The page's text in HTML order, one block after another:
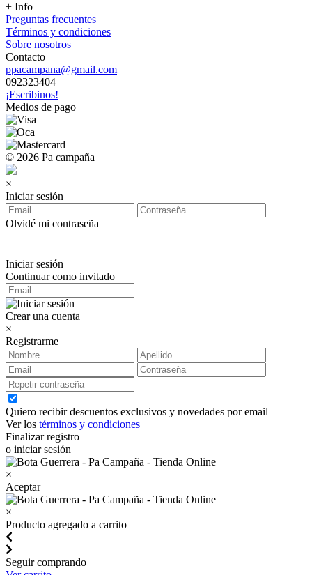
+ Info
Preguntas frecuentes
Términos y condiciones
Sobre nosotros
Contacto
ppacampana@gmail.com
092323404
¡Escribinos!
Medios de pago
© 2026 Pa campaña
×
Iniciar sesión
Olvidé mi contraseña
Iniciar sesión
Continuar como invitado
Crear una cuenta
×
Registrarme
Quiero recibir descuentos exclusivos y novedades por email
Ver los términos y condiciones
Finalizar registro
o iniciar sesión
×
Aceptar
×
Producto agregado a carrito
Seguir comprando